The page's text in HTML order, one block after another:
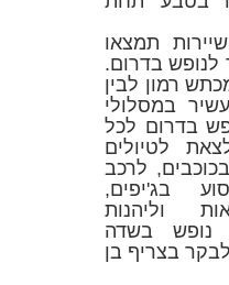
תמצאו
לנופש בדרום.
רמון לבין
במסלולי
בדרום לכל
לטיולים
לרכב
בג'יפים,
וליהנות
נופש בשדה
בצריף בן